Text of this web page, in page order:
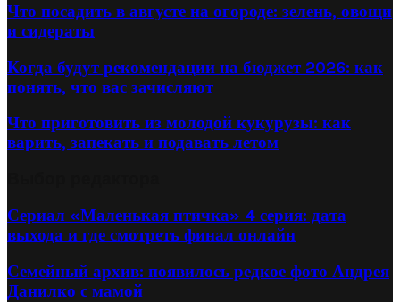
Что посадить в августе на огороде: зелень, овощи
и сидераты
Когда будут рекомендации на бюджет 2026: как
понять, что вас зачисляют
Что приготовить из молодой кукурузы: как
варить, запекать и подавать летом
Сериал «Маленькая птичка» 4 серия: дата
выхода и где смотреть финал онлайн
Семейный архив: появилось редкое фото Андрея
Данилко с мамой